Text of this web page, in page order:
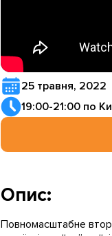
25 травня, 2022
19:00-21:00 по
Опис:
Повномасштабне